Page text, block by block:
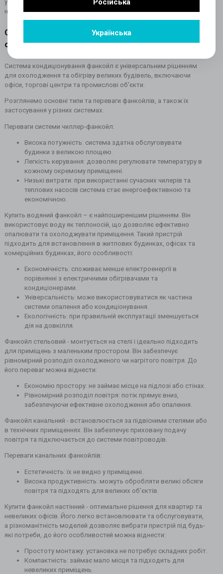
Українська
у широкому ціновому діапазоні, серед яких зможете обрати
найбільш підходящий варіант під ваші вимоги.
Система кондиціонування чиллер-фанкойл -
особливості, переваги та встановлення
Система кондиціонування фанкойл є універсальним рішенням
для охолодження та обігріву великих будівель, включаючи
офіси, торгові центри та промислові об'єкти.
Розглянемо основні типи та переваги фанкойлів, а також їх
застосування у різних системах.
Переваги системи чиллер-фанкойл:
Висока потужність: система здатна обслуговувати
будинки з великою площею.
Легкість керування: дозволяє регулювати температуру в
кожному окремому приміщенні.
Низькі витрати: при використанні сучасних чилерів та
теплових насосів система стає енергоефективною та
економічною.
Купить водяний фанкойл – є найпоширенішим рішенням. Він
використовує воду як теплоносій, що дозволяє ефективно
опалювати та охолоджувати приміщення. Такий пристрій
підходить для встановлення в житлових будинках, офісах та
комерційних будинках, його особливості:
Економічність: споживає менше електроенергії в
порівнянні з електричними обігрівачами та
кондиціонерами.
Універсальність: може використовуватися як частина
системи опалення або кондиціонування.
Екологічність: при правильній експлуатації зменшується
дія на довкілля.
Фанкойл стельовий - монтується на стелі і ідеально підходить
для приміщень з маленьким простором. Він забезпечує
рівномірний розподіл охолодженого чи нагрітого повітря. До
його переваг можна віднести:
Економію простору: не займає місце на підлозі або стінах.
Рівномірний розподіл повітря: потік прямує вниз,
забезпечуючи ефективне охолодження або опалення.
Фанкойл канальний - встановлюється за підвісними стелями або
в технічних приміщеннях. Він забезпечує приховану подачу
повітря та підключається до системи повітроводів.
Переваги канальних фанкойлів:
Естетичність: їх не видно у приміщенні.
Висока продуктивність: можуть обробляти великі обсяги
повітря та підходять для великих об'єктів.
Купити фанкойл настінний - оптимальне рішення для квартир та
невеликих офісів. Його легко встановлювати та обслуговувати,
а різноманітність моделей дозволяє вибрати пристрій під будь-
які потреби, до його особливостей можна віднести:
Простоту монтажу: установка не потребує складних робіт.
Компактність: займає мало місця та підходить для
невеликих приміщень.